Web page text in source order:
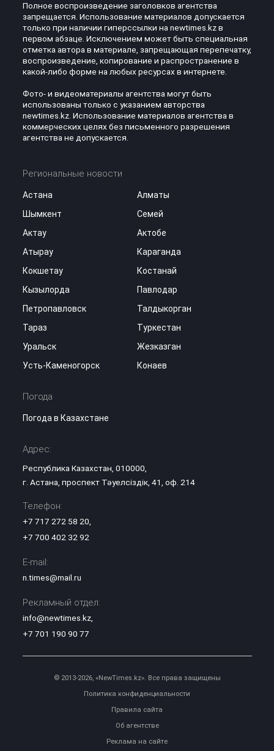
Полное воспроизведение заголовков агентства
запрещается. Использование материалов допускается
только при наличии гиперссылки на newtimes.kz в
первом абзаце. Исключением может быть специальная
отметка автора в материале, запрещающая перепечатку,
воспроизведение, копирование и распространение в
какой-либо форме на любых ресурсах в интернете.
Фото- и видеоматериалы агентства могут быть
использованы только с указанием авторства
newtimes.kz. Использование материалов агентства в
коммерческих целях без письменного разрешения
агентства не допускается.
Региональные новости
Астана
Алматы
Шымкент
Семей
Актау
Актобе
Атырау
Караганда
Кокшетау
Костанай
Кызылорда
Павлодар
Петропавловск
Талдыкорган
Тараз
Туркестан
Уральск
Жезказган
Усть-Каменогорск
Конаев
Погода
Погода в Казахстане
Адрес:
Республика Казахстан, 010000,
г. Астана, проспект Тәуелсіздік, 41, оф. 214
Телефон:
+7 717 272 58 20,
+7 700 402 32 92
E-mail:
n.times@mail.ru
Рекламный отдел:
info@newtimes.kz,
+7 701 190 90 77
© 2013-2026, «NewTimes.kz». Все права защищены
Политика конфиденциальности
Правила сайта
Об агентстве
Реклама на сайте